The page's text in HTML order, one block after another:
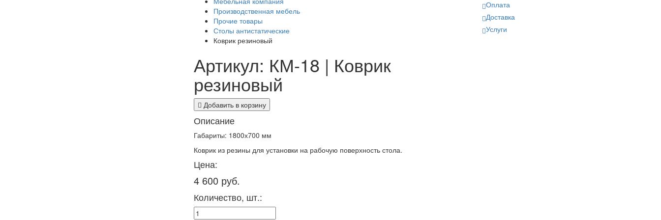
Производственная мебель
Прочие товары
Столы антистатические
Коврик резиновый
Артикул: КМ-18 | Коврик
резиновый
Добавить в корзину
Описание
Габариты: 1800х700 мм
Коврик из резины для установки на рабочую поверхность стола.
Цена:
4 600 руб.
Количество, шт.:
Оплата
Доставка
Услуги